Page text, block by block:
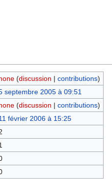
(discussion | contributions)
septembre 2005 à 09:51
(discussion | contributions)
février 2006 à 15:25